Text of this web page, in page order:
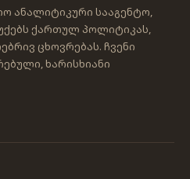
ანალიტიკური სააგენტო,
ქართულ პოლიტიკას,
ცხოვრებას. ჩვენი
ხარისხიანი